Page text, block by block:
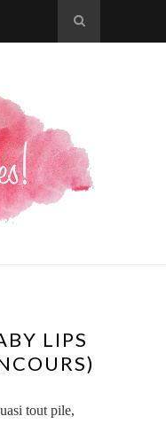
LIPS
tout pile,